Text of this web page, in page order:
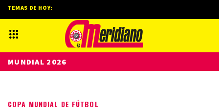
COPA MUNDIAL DE FÚTBOL
TEMAS DE HOY:
MUNDIAL 2026